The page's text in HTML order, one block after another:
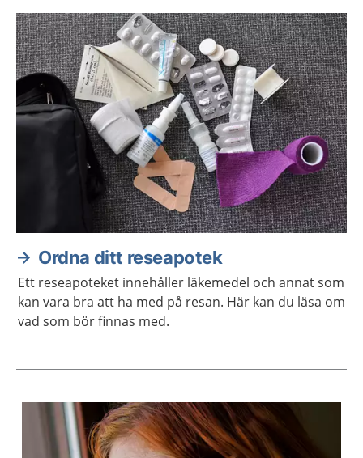
Ordna ditt reseapotek
Ett reseapoteket innehåller läkemedel och annat som
kan vara bra att ha med på resan. Här kan du läsa om
vad som bör finnas med.
Aktuella artiklar